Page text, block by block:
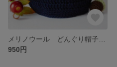
950円